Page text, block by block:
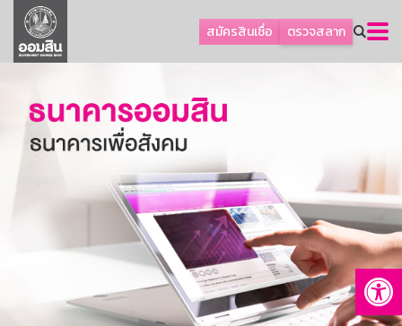
สมัครสินเชื่อ ตรวจสลาก
ลูกค้าธุรกิจ
ลูกค้าผู้ประกอบรายย่อย
ออมเพื่อสุข
เกี่ยวกับธนาคาร
การพัฒนาที่ยั่งยืน
บริการทางการเงิน
ติดต่อเรา